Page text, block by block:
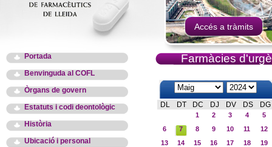
Accés a tràmits
Portada
Benvinguda al COFL
Òrgans de govern
Estatuts i codi deontològic
Història
Ubicació i personal
Farmàcies
DL DT DC DJ DV DS DG
1 2 3 4
5
6
7 8 9 10 11
12
13
14 15 16 17 18
19